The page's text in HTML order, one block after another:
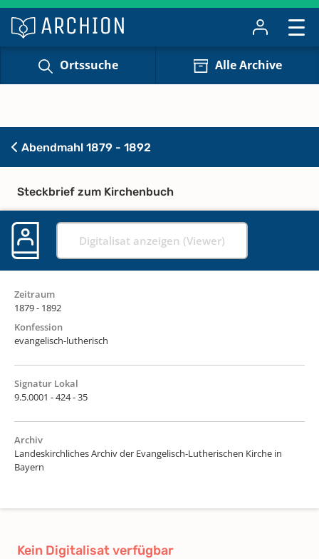
Ortssuche Alle Archive
Abendmahl 1879 - 1892
Steckbrief zum Kirchenbuch
Digitalisat anzeigen (Viewer)
Zeitraum
1879 - 1892
Konfession
evangelisch-lutherisch
Signatur Lokal
9.5.0001 - 424 - 35
Archiv
Landeskirchliches Archiv der Evangelisch-Lutherischen Kirche in
Bayern
Kein Digitalisat verfügbar